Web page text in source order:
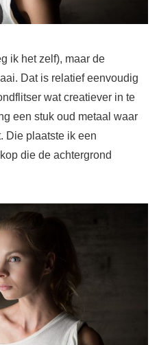
ik het zelf), maar de
Dat is relatief eenvoudig
wat creatiever in te
een stuk oud metaal waar
Die plaatste ik een
die de achtergrond